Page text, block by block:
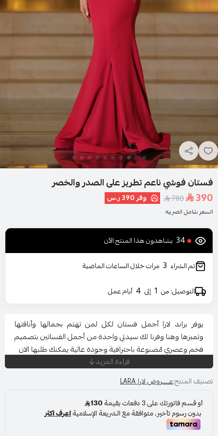
فستان فوشي ناعم تطريز على الصدر والخصر
390
780 وفر390 ر.س
السعر شامل الضريبه
34 يشاهدون هذا المنتج الآن
تم الشراء 3 مرات خلال الساعات الماضية
التوصيل: من 1 إلى 4 أيام عمل
يوفر براند لارا أجمل فستان لكل لمن تهتم بجمالها وأناقتها
وتميزها وهنا وفرنا لك سيدتي واحدة من أجمل الفساتين بتصميم
فخم وعصري مُصنوعة باحترافية وجودة عالية يمكنك طلبها الان
المناسبة: حفل - خطوبة - زواج
اللون : فوشي
المقاس : متعدد
قراءة المزيد
تصنيف المنتج:عـــــروض لارا LARA